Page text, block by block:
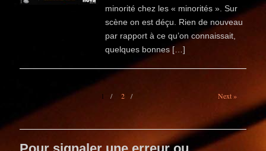
minorité chez les « minorités ». Sur
scène on est déçu. Rien de nouveau
par rapport à ce qu’on connaissait,
quelques bonnes […]
1 2 Next »